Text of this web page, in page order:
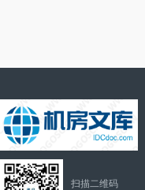
扫描二维码